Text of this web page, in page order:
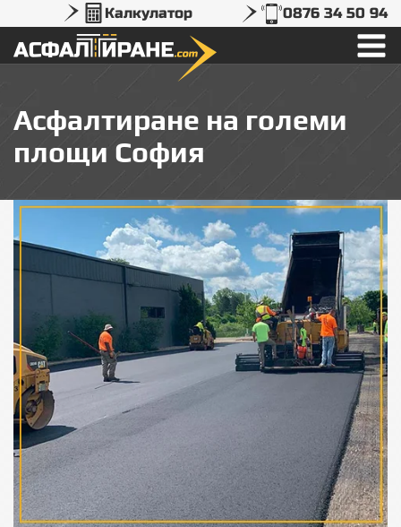
Калкулатор 0876 34 50 94
Асфалтиране на големи
площи София